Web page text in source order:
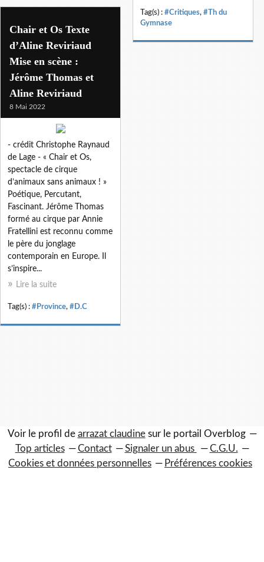
Tag(s) : #Critiques, #Th du
Gymnase
Chair et Os Texte
d’Aline Reviriaud
Mise en scène :
Jérôme Thomas et
Aline Reviriaud
8 Mai 2022
- crédit Christophe Raynaud
de Lage - « Chair et Os,
spectacle de cirque
d’animaux sans animaux ! »
Poétique, Percutant,
Fascinant. Jérôme Thomas
formé au cirque par Annie
Fratellini est reconnu comme
le père du jonglage
contemporain en Europe. Il
s’inspire...
Lire la suite
Tag(s) : #Province, #D.C
Voir le profil de arrazat claudinesur le portail Overblog
Top articles
Contact Signaler un abus
C.G.U.
Cookies et données personnelles
Préférences cookies